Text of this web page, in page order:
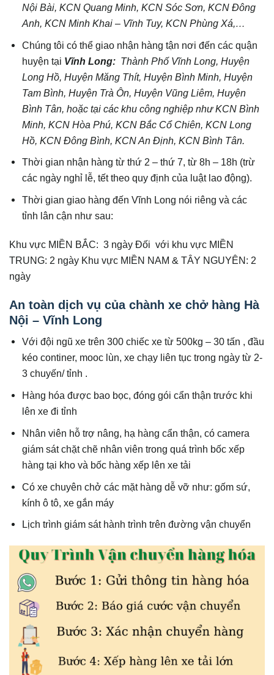
Nội Bài, KCN Quang Minh, KCN Sóc Sơn, KCN Đông
Anh, KCN Minh Khai – Vĩnh Tuy, KCN Phùng Xá,…
Chúng tôi có thể giao nhận hàng tận nơi đến các quận
huyện tại Vĩnh Long: Thành Phố Vĩnh Long, Huyện
Long Hồ, Huyện Măng Thít, Huyện Bình Minh, Huyện
Tam Bình, Huyện Trà Ôn, Huyện Vũng Liêm, Huyện
Bình Tân, hoặc tại các khu công nghiệp như KCN Bình
Minh, KCN Hòa Phú, KCN Bắc Cổ Chiên, KCN Long
Hồ, KCN Đông Bình, KCN An Định, KCN Bình Tân.
Thời gian nhận hàng từ thứ 2 – thứ 7, từ 8h – 18h (trừ
các ngày nghỉ lễ, tết theo quy định của luật lao động).
Thời gian giao hàng đến Vĩnh Long nói riêng và các
tỉnh lân cận như sau:
Khu vực MIỀN BẮC: 3 ngày Đối với khu vực MIỀN
TRUNG: 2 ngày Khu vực MIỀN NAM & TÂY NGUYÊN: 2
ngày
An toàn dịch vụ của chành xe chở hàng Hà
Nội – Vĩnh Long
Với đội ngũ xe trên 300 chiếc xe từ 500kg – 30 tấn , đầu
kéo continer, mooc lùn, xe chạy liên tục trong ngày từ 2-
3 chuyến/ tỉnh .
Hàng hóa được bao bọc, đóng gói cẩn thận trước khi
lên xe đi tỉnh
Nhân viên hỗ trợ nâng, hạ hàng cẩn thận, có camera
giám sát chặt chẽ nhân viên trong quá trình bốc xếp
hàng tại kho và bốc hàng xếp lên xe tải
Có xe chuyên chở các mặt hàng dễ vỡ như: gốm sứ,
kính ô tô, xe gắn máy
Lịch trình giám sát hành trình trên đường vận chuyển